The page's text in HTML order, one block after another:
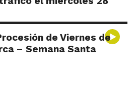
de Viernes de
– Semana Santa